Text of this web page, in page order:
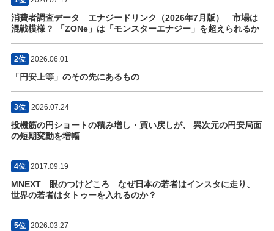
消費者調査データ エナジードリンク（2026年7月版） 市場は
混戦模様？ 「ZONe」は「モンスターエナジー」を超えられるか
2位 2026.06.01
「円安上等」のその先にあるもの
3位 2026.07.24
投機筋の円ショートの積み増し・買い戻しが、 異次元の円安局面
の短期変動を増幅
4位 2017.09.19
MNEXT 眼のつけどころ なぜ日本の若者はインスタに走り、
世界の若者はタトゥーを入れるのか？
5位 2026.03.27